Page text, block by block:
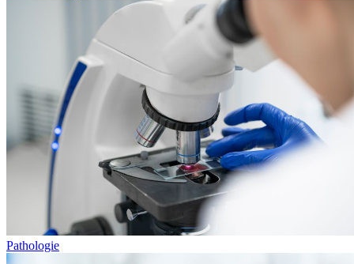
Pathologie